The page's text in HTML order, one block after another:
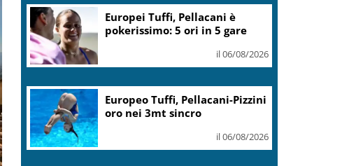
Guccini, Mattarella: sue
canzoni parlano di giustizia e
uguaglianza
il 06/08/2026
Mediobanca sigla il I semestre
con risultati da record, utile
+6% a 711 mln